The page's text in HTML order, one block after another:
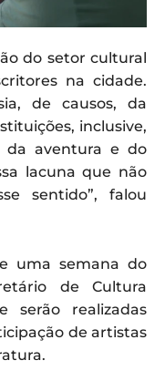
do setor cultural
na cidade.
de causos, da
inclusive,
da aventura e do
lacuna que não
sentido”, falou
uma semana do
de Cultura
serão realizadas
de artistas